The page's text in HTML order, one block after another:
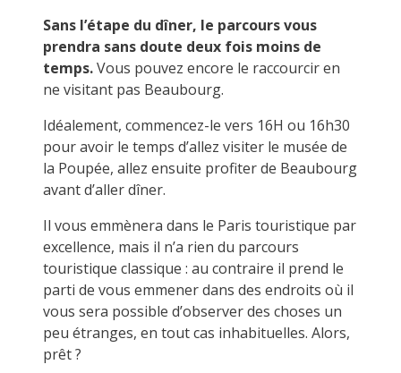
Sans l’étape du dîner, le parcours vous
prendra sans doute deux fois moins de
temps.Vous pouvez encore le raccourcir en
ne visitant pas Beaubourg.
Idéalement, commencez-le vers 16H ou 16h30
pour avoir le temps d’allez visiter le musée de
la Poupée, allez ensuite profiter de Beaubourg
avant d’aller dîner.
Il vous emmènera dans le Paris touristique par
excellence, mais il n’a rien du parcours
touristique classique : au contraire il prend le
parti de vous emmener dans des endroits où il
vous sera possible d’observer des choses un
peu étranges, en tout cas inhabituelles. Alors,
prêt ?